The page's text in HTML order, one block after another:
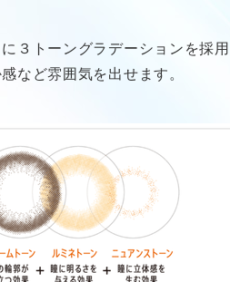
３トーングラデーションを採
など雰囲気を出せます。